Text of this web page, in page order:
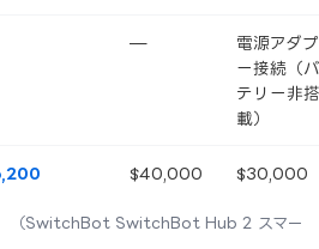
—
電源アダ
ー接続（
テリー非搭
載）
$40,000 $30,000
（SwitchBot SwitchBot Hub 2 スマー